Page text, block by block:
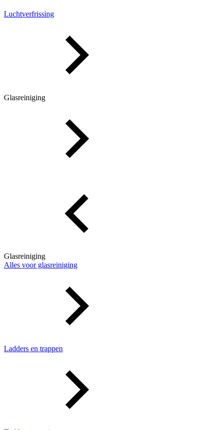
Luchtverfrissing
Glasreiniging
Glasreiniging
Alles voor glasreiniging
Ladders en trappen